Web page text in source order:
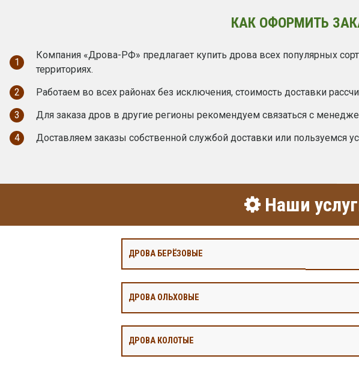
КАК ОФОРМИТЬ
1
Компания «Дрова-РФ» предлагает купить дрова всех популярных
территориях.
2
Работаем во всех районах без исключения, стоимость доставки
3
Для заказа дров в другие регионы рекомендуем связаться с
4
Доставляем заказы собственной службой доставки или пользуемся
Наши
ДРОВА БЕРЁЗОВЫЕ
ДРОВА ОЛЬХОВЫЕ
ДРОВА КОЛОТЫЕ